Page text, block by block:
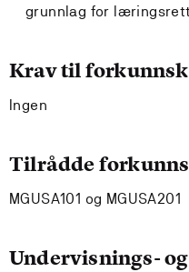
grunnlag for
Krav til
Ingen
Tilrådde
MGUSA101 og MGUSA201
Undervisnings-